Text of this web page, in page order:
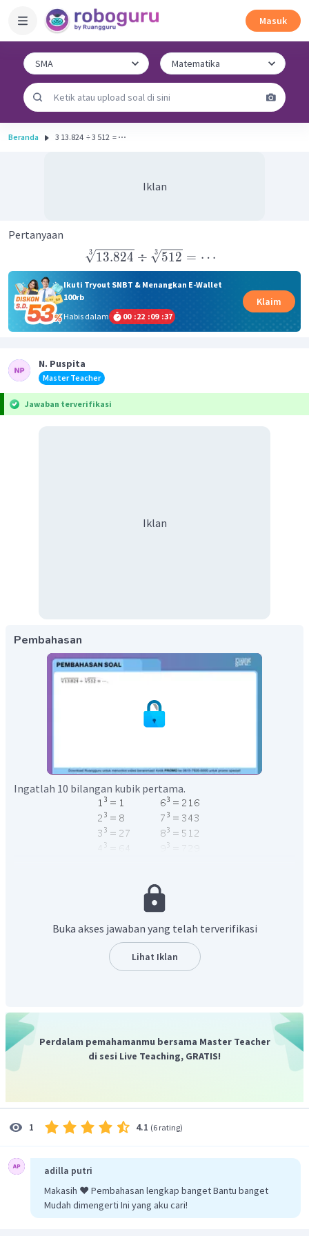
Masuk
Beranda 3 13.824 ​ ÷ 3 512 ​ = ⋯
Iklan
Pertanyaan
3 13.824 ÷ 3 512 = ⋯
Ikuti Tryout SNBT & Menangkan E-Wallet
100rb
Habis dalam
00 :22 :09 :37
Klaim
N. Puspita
Master Teacher
Jawaban terverifikasi
Iklan
Pembahasan
Ingatlah 10 bilangan kubik pertama.
Perhatikan bahwa angka satuan dari
adalah 4. 4
merupakan satuan dari
. Maka, angka satuan dari
bilangan yang hasil pangkat tiganya sama dengan atau
kurang dari 12. Bilangan itu adalah , karena
.
Dengan demikian,
.
Mencari
Berdasarkan 10 bilangan kubik pertama, maka
Sehingga diperoleh,
Jadi, hasil dari adalah 3
Buka akses jawaban yang telah terverifikasi
Lihat Iklan
Perdalam pemahamanmu bersama Master Teacher
di sesi Live Teaching, GRATIS!
1 4.1 (6 rating)
adilla putri
Makasih ❤️ Pembahasan lengkap banget Bantu banget
Mudah dimengerti Ini yang aku cari!